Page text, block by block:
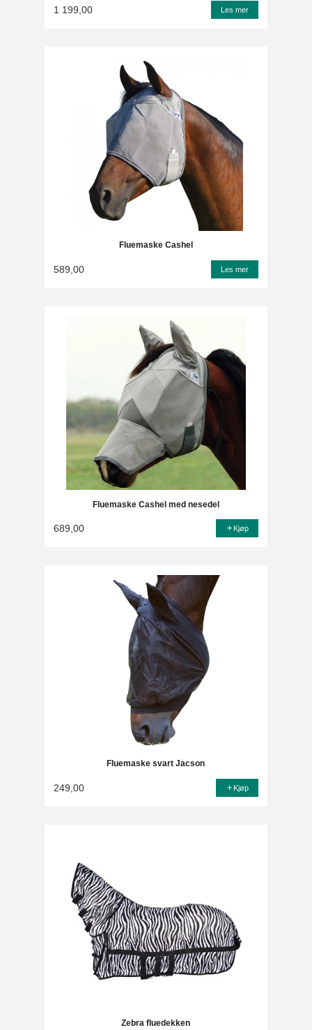
1 199,00 Les mer
Fluemaske Cashel
589,00 Les mer
Fluemaske Cashel med nesedel
689,00 Kjøp
Fluemaske svart Jacson
249,00 Kjøp
Zebra fluedekken